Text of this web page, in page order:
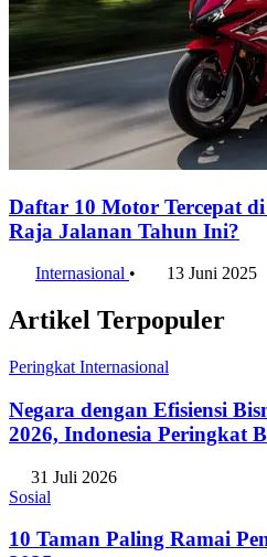
Daftar 10 Motor Tercepat
Raja Jalanan Tahun Ini?
Internasional • 13 Juni 2025
Artikel Terpopuler
Peringkat Internasional
Negara dengan Efisiensi
2026, Indonesia Peringkat
31 Juli 2026
Sosial
10 Taman Paling Ramai